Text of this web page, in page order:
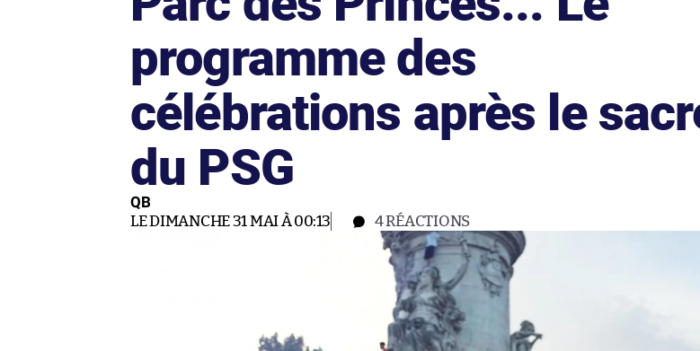
programme des
célébrations après le
du PSG
QB
LE DIMANCHE 31 MAI À 00:13 4RÉACTIONS